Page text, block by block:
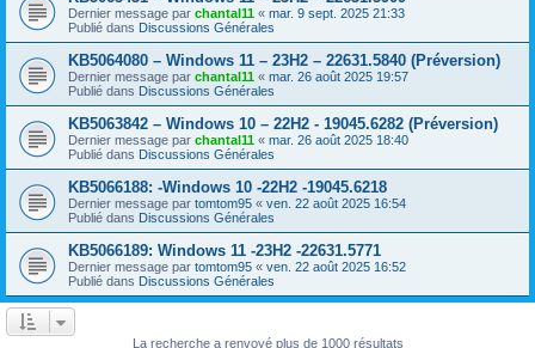
Dernier message par chantal11 « mar. 9 sept. 2025 21:33
Publié dans Discussions Générales
KB5064080 – Windows 11 – 23H2 – 22631.5840 (Préversion)
Dernier message par chantal11 « mar. 26 août 2025 19:57
Publié dans Discussions Générales
KB5063842 – Windows 10 – 22H2 - 19045.6282 (Préversion)
Dernier message par chantal11 « mar. 26 août 2025 18:40
Publié dans Discussions Générales
KB5066188: -Windows 10 -22H2 -19045.6218
Dernier message par tomtom95 « ven. 22 août 2025 16:54
Publié dans Discussions Générales
KB5066189: Windows 11 -23H2 -22631.5771
Dernier message par tomtom95 « ven. 22 août 2025 16:52
Publié dans Discussions Générales
La recherche a renvoyé plus de 1000 résultats